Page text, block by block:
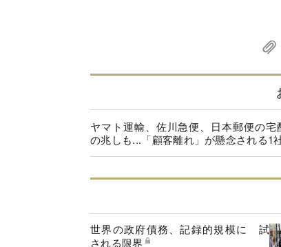
ヤマト運輸、佐川急便、日本郵便の宅
の兆しも...「顧客離れ」が懸念される1
世界の政府債務、記録的規模に 試
される限界